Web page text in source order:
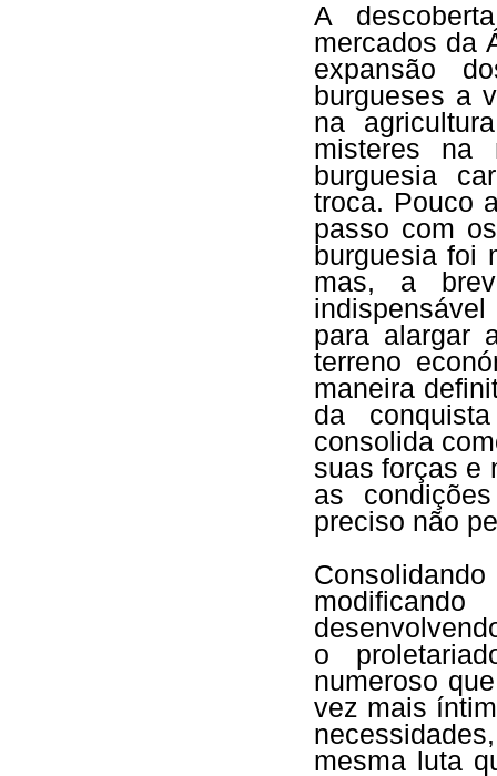
A
mercados da
expansão
burgueses a
na
misteres na
burguesia
troca. Pouco
passo com
burguesia foi
mas, a
para alargar
terreno
maneira
da
consolida
suas forças e
as
preciso não
o
numeroso
vez mais
mesma luta